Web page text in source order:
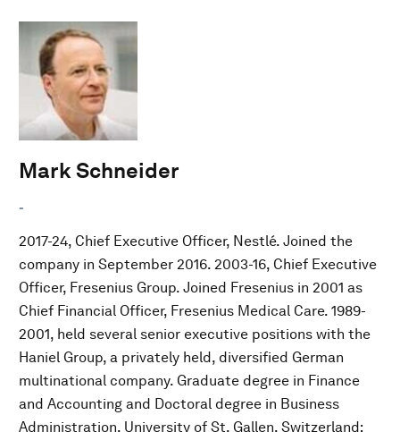
Mark Schneider
-
2017-24, Chief Executive Officer, Nestlé. Joined the
company in September 2016. 2003-16, Chief Executive
Officer, Fresenius Group. Joined Fresenius in 2001 as
Chief Financial Officer, Fresenius Medical Care. 1989-
2001, held several senior executive positions with the
Haniel Group, a privately held, diversified German
multinational company. Graduate degree in Finance
and Accounting and Doctoral degree in Business
Administration, University of St. Gallen, Switzerland;